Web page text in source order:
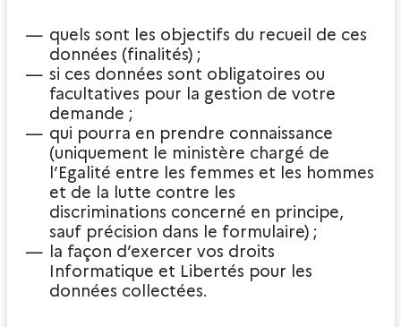
quels sont les objectifs du recueil de ces
données (finalités) ;
si ces données sont obligatoires ou
facultatives pour la gestion de votre
demande ;
qui pourra en prendre connaissance
(uniquement le ministère chargé de
l’Egalité entre les femmes et les hommes
et de la lutte contre les
discriminations concerné en principe,
sauf précision dans le formulaire) ;
la façon d’exercer vos droits
Informatique et Libertés pour les
données collectées.